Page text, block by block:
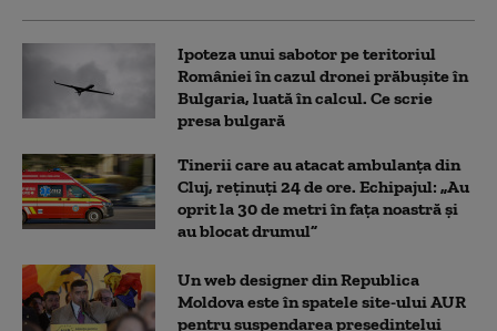
Ipoteza unui sabotor pe teritoriul
României în cazul dronei prăbușite în
Bulgaria, luată în calcul. Ce scrie
presa bulgară
Tinerii care au atacat ambulanța din
Cluj, reținuți 24 de ore. Echipajul: „Au
oprit la 30 de metri în fața noastră și
au blocat drumul”
Un web designer din Republica
Moldova este în spatele site-ului AUR
pentru suspendarea președintelui